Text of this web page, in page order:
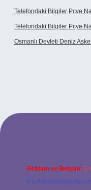
Telefondaki Bilgiler Pcye
Telefondaki Bilgiler Pcye
Osmanlı Devleti Deniz
giriş
Reklam ve İletişim: